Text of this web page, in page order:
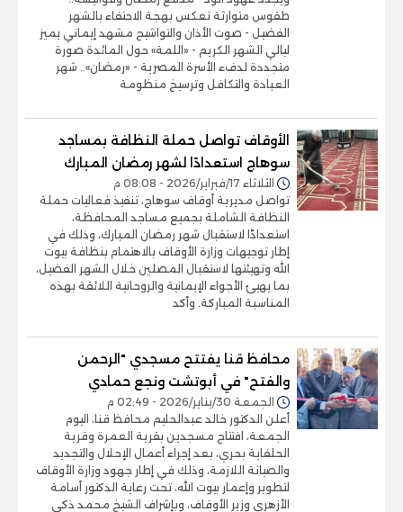
طقوس متوارثة تعكس بهجة الاحتفاء بالشهر
الفضيل - صوت الأذان والتواشيح مشهد إيماني يميز
ليالي الشهر الكريم - «اللمة» حول المائدة صورة
متجددة لدفء الأسرة المصرية - «رمضان».. شهر
العبادة والتكافل وترسيخ منظومة
الأوقاف تواصل حملة النظافة بمساجد
سوهاج استعدادًا لشهر رمضان المبارك
الثلاثاء 17/فبراير/2026 - 08:08 م
تواصل مديرية أوقاف سوهاج، تنفيذ فعاليات حملة
النظافة الشاملة بجميع مساجد المحافظة،
استعدادًا لاستقبال شهر رمضان المبارك، وذلك في
إطار توجيهات وزارة الأوقاف بالاهتمام بنظافة بيوت
الله وتهيئتها لاستقبال المصلين خلال الشهر الفضيل،
بما يهيئ الأجواء الإيمانية والروحانية اللائقة بهذه
المناسبة المباركة. وأكد
محافظ قنا يفتتح مسجدي "الرحمن
والفتح" في أبوتشت ونجع حمادي
الجمعة 30/يناير/2026 - 02:49 م
أعلن الدكتور خالد عبدالحليم محافظ قنا، اليوم
الجمعة، افتتاح مسجدين بقرية العمرة وقرية
الحلفاية بحري، بعد إجراء أعمال الإحلال والتجديد
والصيانة اللازمة، وذلك في إطار جهود وزارة الأوقاف
لتطوير وإعمار بيوت الله، تحت رعاية الدكتور أسامة
الأزهري وزير الأوقاف، وبإشراف الشيخ محمد ذكي